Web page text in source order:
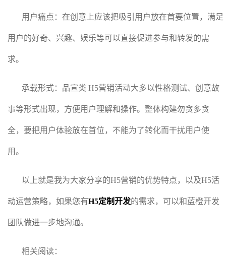
用户痛点：在创意上应该把吸引用户放在首要位置，满足
用户的好奇、兴趣、娱乐等可以直接促进参与和转发的需
求。
承载形式：品宣类 H5营销活动大多以性格测试、创意故
事等形式出现，方便用户理解和操作。整体构建勿贪多贪
全，要把用户体验放在首位，不能为了转化而干扰用户使
用。
以上就是我为大家分享的H5营销的优势特点，以及H5活
动运营策略，如果您有H5定制开发的需求，可以和蓝橙开发
团队做进一步地沟通。
相关阅读：